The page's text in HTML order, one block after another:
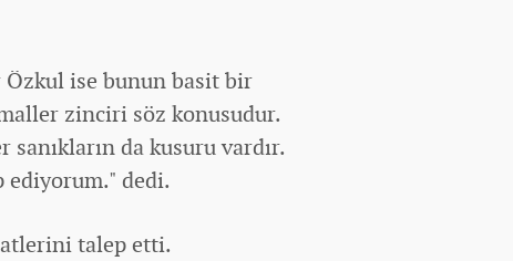
ise bunun basit bir
zinciri söz konusudur.
sanıkların da kusuru vardır.
ediyorum." dedi.
talep etti.